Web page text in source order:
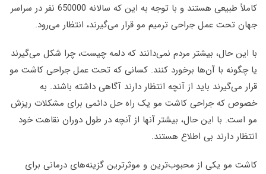
کاملاً طبیعی هستند و با توجه به این که سالانه 650000 نفر در سراسر
جهان تحت عمل جراحی ترمیم مو قرار می‌گیرند، انتظار می‌رود.
با این حال، بیشتر مردم نمی‌دانند که دلمه چیست، چرا شکل می‌گیرند
یا چگونه با آن‌ها برخورد کنند. کسانی که تحت عمل جراحی کاشت مو
قرار می‌گیرند باید از آنچه انتظار دارند آگاهی داشته باشند. به
خصوص که جراحی کاشت مو یک راه حل دائمی برای مشکلات ریزش
مو است. با این حال، بیشتر آنها از آنچه در طول دوران نقاهت خود
انتظار دارند بی اطلاع هستند.
کاشت مو یکی از محبوب‌ترین و موثرترین گزینه‌های درمانی برای